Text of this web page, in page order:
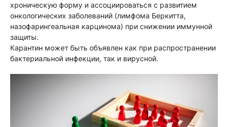
хроническую форму и ассоциироваться с развитием
онкологических заболеваний (лимфома Беркитта,
назофарингеальная карцинома) при снижении иммунной
защиты.
Карантин может быть объявлен как при распространении
бактериальной инфекции, так и вирусной.